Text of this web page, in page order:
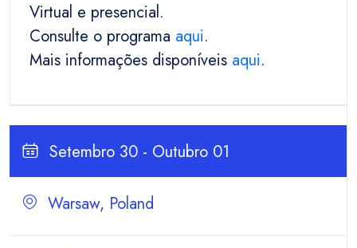
Virtual e presencial.
Consulte o programa aqui.
Mais informações disponíveis aqui.
Setembro 30 - Outubro 01
Warsaw, Poland